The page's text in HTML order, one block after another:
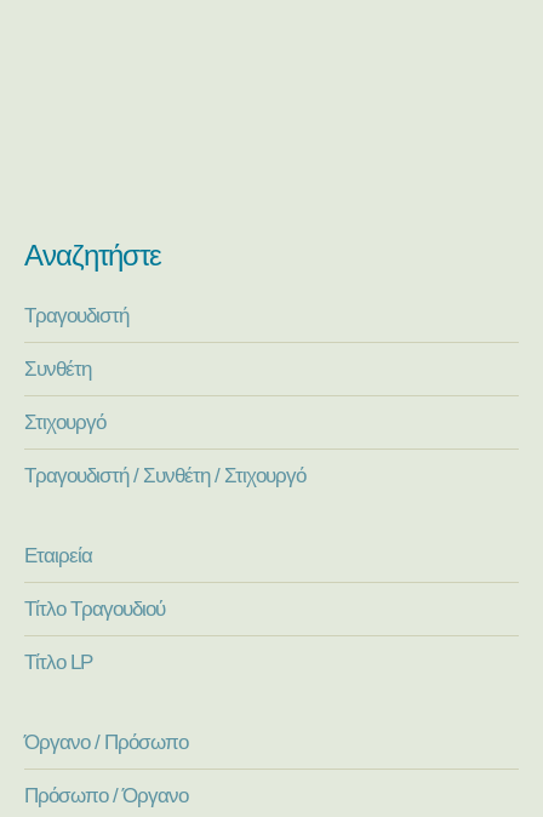
Αναζητήστε
Τραγουδιστή
Συνθέτη
Στιχουργό
Τραγουδιστή / Συνθέτη / Στιχουργό
Εταιρεία
Τίτλο Τραγουδιού
Τίτλο LP
Όργανο / Πρόσωπο
Πρόσωπο / Όργανο